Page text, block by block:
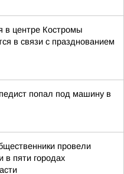
в центре Костромы
в связи с празднованием
попал под машину в
провели
в пяти городах